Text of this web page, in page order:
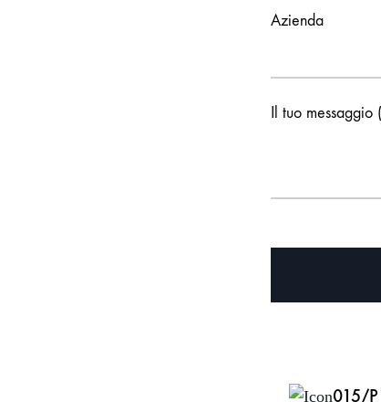
Azienda
Il tuo
015/